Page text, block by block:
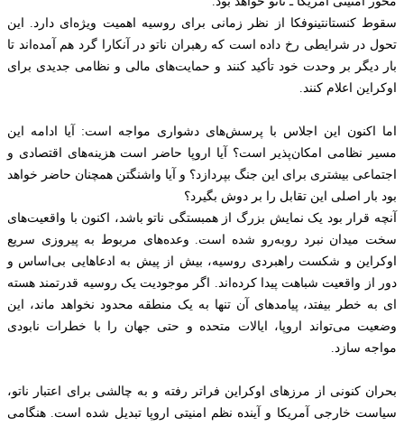
سقوط کنستانتینوفکا از نظر زمانی برای روسیه اهمیت ویژه‌ای دارد. این
تحول در شرایطی رخ داده است که رهبران ناتو در آنکارا گرد هم آمده‌اند تا
بار دیگر بر وحدت خود تأکید کنند و حمایت‌های مالی و نظامی جدیدی برای
اوکراین اعلام کنند.
اما اکنون این اجلاس با پرسش‌های دشواری مواجه است: آیا ادامه این
مسیر نظامی امکان‌پذیر است؟ آیا اروپا حاضر است هزینه‌های اقتصادی و
اجتماعی بیشتری برای این جنگ بپردازد؟ و آیا واشنگتن همچنان حاضر خواهد
بود بار اصلی این تقابل را بر دوش بگیرد؟
آنچه قرار بود یک نمایش بزرگ از همبستگی ناتو باشد، اکنون با واقعیت‌های
سخت میدان نبرد روبه‌رو شده است. وعده‌های مربوط به پیروزی سریع
اوکراین و شکست راهبردی روسیه، بیش از پیش به ادعاهایی بی‌اساس و
دور از واقعیت شباهت پیدا کرده‌اند. اگر موجودیت یک روسیه قدرتمند هسته
ای به خطر بیفتد، پیامدهای آن تنها به یک منطقه محدود نخواهد ماند، این
وضعیت می‌تواند اروپا، ایالات متحده و حتی جهان را با خطرات نابودی
مواجه سازد.
بحران کنونی از مرزهای اوکراین فراتر رفته و به چالشی برای اعتبار ناتو،
سیاست خارجی آمریکا و آینده نظم امنیتی اروپا تبدیل شده است. هنگامی